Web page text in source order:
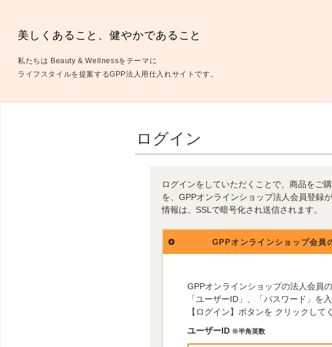
美しくあること、健やかであること
私たちは Beauty & Wellnessをテーマに
ライフスタイルを提案するGPP法人用仕入れサイトです。
ログイン
ログインをしていただくことで、商品をご
を、GPPオンラインショップ法人会員登録
情報は、SSLで暗号化され送信されます。
GPPオンラインショップ会員
GPPオンラインショップの法人会員の
「ユーザーID」、「パスワード」を入
【ログイン】ボタンを クリックして
ユーザーID ※半角英数